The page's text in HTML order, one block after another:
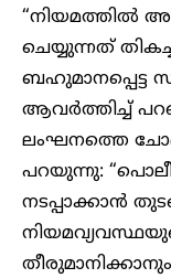
“നിയമത്തിൽ
ചെയ്യുന്നത്
ബഹുമാനപ്പെട്ട
ആവർത്തിച്ച്
ലംഘനത്തെ
പറയുന്നു:
നടപ്പാക്കാൻ